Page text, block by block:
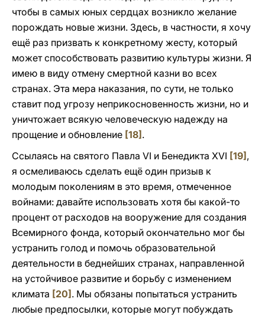
чтобы в самых юных сердцах возникло желание
порождать новые жизни. Здесь, в частности, я хочу
ещё раз призвать к конкретному жесту, который
может способствовать развитию культуры жизни. Я
имею в виду отмену смертной казни во всех
странах. Эта мера наказания, по сути, не только
ставит под угрозу неприкосновенность жизни, но и
уничтожает всякую человеческую надежду на
прощение и обновление [18] .
Ссылаясь на святого Павла VI и Бенедикта XVI [19] ,
я осмеливаюсь сделать ещё один призыв к
молодым поколениям в это время, отмеченное
войнами: давайте использовать хотя бы какой-то
процент от расходов на вооружение для создания
Всемирного фонда, который окончательно мог бы
устранить голод и помочь образовательной
деятельности в беднейших странах, направленной
на устойчивое развитие и борьбу с изменением
климата [20] . Мы обязаны попытаться устранить
любые предпосылки, которые могут побуждать